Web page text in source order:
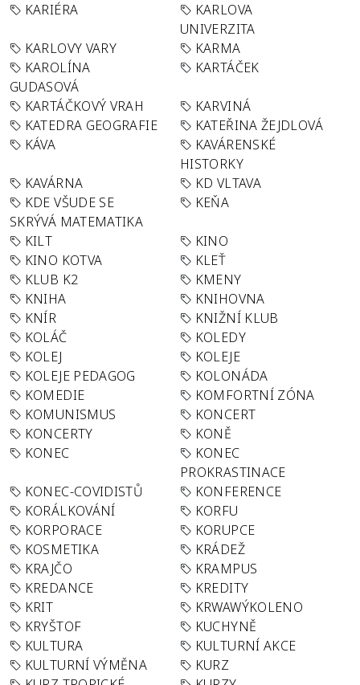
KARIÉRA
KARLOVA
UNIVERZITA
KARLOVY VARY
KARMA
KAROLÍNA
GUDASOVÁ
KARTÁČEK
KARTÁČKOVÝ VRAH
KARVINÁ
KATEDRA GEOGRAFIE
KATEŘINA ŽEJDLOVÁ
KÁVA
KAVÁRENSKÉ
HISTORKY
KAVÁRNA
KD VLTAVA
KDE VŠUDE SE
SKRÝVÁ MATEMATIKA
KEŇA
KILT
KINO
KINO KOTVA
KLEŤ
KLUB K2
KMENY
KNIHA
KNIHOVNA
KNÍR
KNIŽNÍ KLUB
KOLÁČ
KOLEDY
KOLEJ
KOLEJE
KOLEJE PEDAGOG
KOLONÁDA
KOMEDIE
KOMFORTNÍ ZÓNA
KOMUNISMUS
KONCERT
KONCERTY
KONĚ
KONEC
KONEC
PROKRASTINACE
KONEC-COVIDISTŮ
KONFERENCE
KORÁLKOVÁNÍ
KORFU
KORPORACE
KORUPCE
KOSMETIKA
KRÁDEŽ
KRAJČO
KRAMPUS
KREDANCE
KREDITY
KRIT
KRWAWÝKOLENO
KRYŠTOF
KUCHYNĚ
KULTURA
KULTURNÍ AKCE
KULTURNÍ VÝMĚNA
KURZ